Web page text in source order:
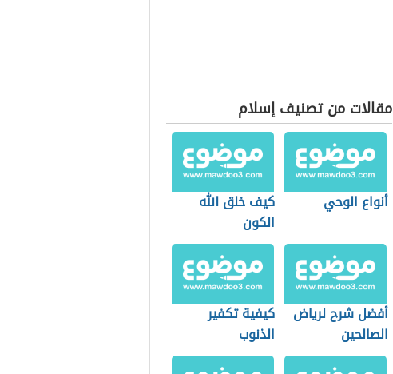
مقالات من تصنيف إسلام
أنواع الوحي
كيف خلق الله
الكون
أفضل شرح لرياض
الصالحين
كيفية تكفير
الذنوب